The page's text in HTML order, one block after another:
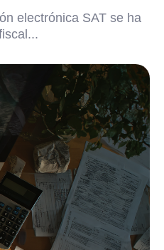
electrónica SAT se ha